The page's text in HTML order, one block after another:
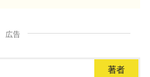
広告
著者